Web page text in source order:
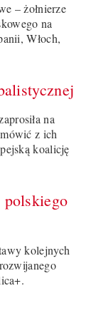
– żołnierze
na
Włoch,
na
z ich
koalicję
kolejnych